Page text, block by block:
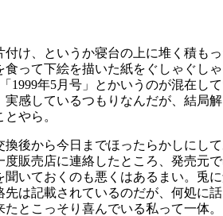
け、というか寝台の上に堆く積も
って下絵を描いた紙をぐしゃぐ
年5月号」とかいうのが混在し
感しているつもりなんだが、結局
やら。
後から今日までほったらかしにし
販売店に連絡したところ、発売
いておくのも悪くはあるまい。兎
先は記載されているのだが、何処に
とこっそり喜んでいる私って一体。